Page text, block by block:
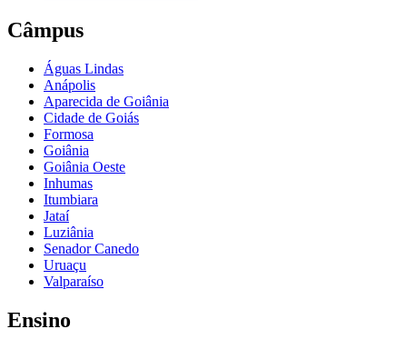
Câmpus
Águas Lindas
Anápolis
Aparecida de Goiânia
Cidade de Goiás
Formosa
Goiânia
Goiânia Oeste
Inhumas
Itumbiara
Jataí
Luziânia
Senador Canedo
Uruaçu
Valparaíso
Ensino